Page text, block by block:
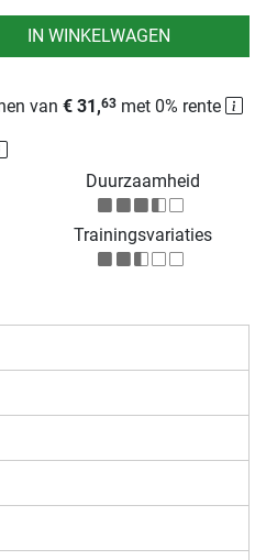
IN WINKELWAGEN
Duurzaamheid
Trainingsvariaties
van € 31,63met 0% rente